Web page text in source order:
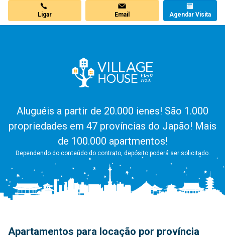
Ligar Email Agendar Visita
Aluguéis a partir de 20.000 ienes! São 1.000
propriedades em 47 províncias do Japão! Mais
de 100.000 apartmentos!
Dependendo do conteúdo do contrato, depósito poderá ser solicitado.
Apartamentos para locação por província